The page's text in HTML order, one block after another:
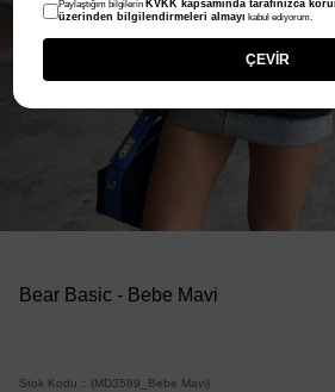
Bear Basic - Bebe Mavi
Stok Kodu (MD3589_Bebe Mavi)
Paylaştığım bilgilerin KVKK kapsamında tarafınızca
üzerinden bilgilendirmeleri almayı kabul ediyorum.
ÇEVİR